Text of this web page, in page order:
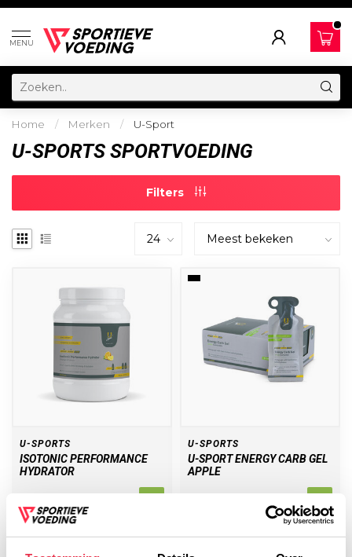
MENU
Home / Merken / U-Sport
U-SPORTS SPORTVOEDING
Filters
U-SPORTS
ISOTONIC PERFORMANCE
HYDRATOR
U-SPORTS
U-SPORT ENERGY CARB GEL
APPLE